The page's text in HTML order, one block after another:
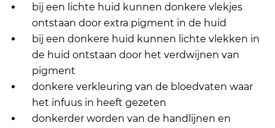
bij een lichte huid kunnen donkere vlekjes
ontstaan door extra pigment in de huid
bij een donkere huid kunnen lichte vlekken in
de huid ontstaan door het verdwijnen van
pigment
donkere verkleuring van de bloedvaten waar
het infuus in heeft gezeten
donkerder worden van de handlijnen en